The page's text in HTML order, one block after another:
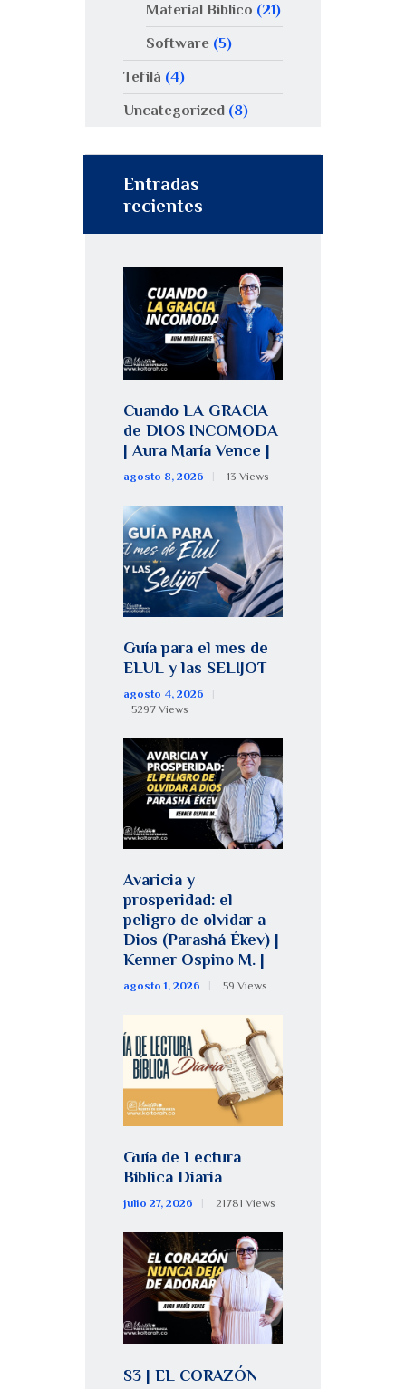
Material Bíblico (21)
Software(5)
Tefilá (4)
Uncategorized (8)
Entradas
recientes
Cuando LA GRACIA
de DIOS INCOMODA
| Aura María Vence |
agosto 8, 2026 13 Views
Guía para el mes de
ELUL y las SELIJOT
agosto 4, 2026
5297 Views
Avaricia y
prosperidad: el
peligro de olvidar a
Dios (Parashá Ékev) |
Kenner Ospino M. |
agosto 1, 2026 59 Views
Guía de Lectura
Bíblica Diaria
julio 27, 2026 21781 Views
S3 | EL CORAZÓN